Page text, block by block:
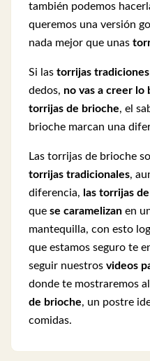
también podemos
queremos una versión
nada mejor que unas
Si las torrijas tradiciones
dedos, no vas a creer lo
torrijas de brioche, el
brioche marcan una
Las torrijas de brioche
torrijas tradicionales,
diferencia, las torrijas
que se caramelizan en
mantequilla, con esto
que estamos seguro te
seguir nuestros videos
donde te mostraremos
de brioche, un postre
comidas.